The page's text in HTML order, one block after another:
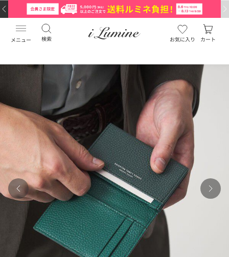
メニュー 検索 お気に入り カート